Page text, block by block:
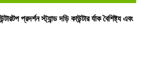
প্রদর্শন স্ট্যান্ড দড়ি কাউন্টার র্যাক বৈশিষ্ট্য এবং